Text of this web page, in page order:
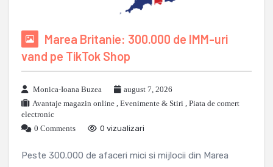
Marea Britanie: 300.000 de IMM-uri
vand pe TikTok Shop
Monica-Ioana Buzea
august 7, 2026
Avantaje magazin online , Evenimente & Stiri , Piata de comert
electronic
0 Comments
0 vizualizari
Peste 300.000 de afaceri mici si mijlocii din Marea